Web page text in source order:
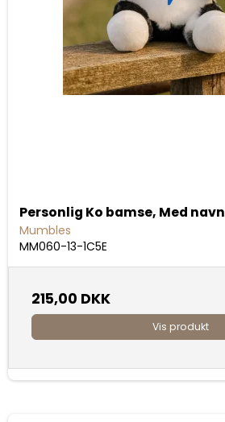
Personlig Ko bamse, Med navn
Mumbles
MM060-13-1C5E
215,00 DKK
Vis produkt